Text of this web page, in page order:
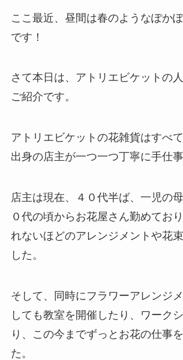
ここ最近、昼間は春のようなぽか
です！
さて本日は、アトリエビケットの
ご紹介です。
アトリエビケットの花雑貨はすべ
出身の店主が一つ一つ丁寧に手仕事
店主は現在、４０代半ば、一児
０代の頃からお花屋さん勤めてお
れないほどのアレンジメントや花
した。
そして、同時にフラワーアレンジ
しても教室を開催したり、ワーク
り、この今までずっとお花の仕事
た。